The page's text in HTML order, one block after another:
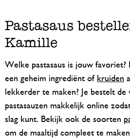
Pastasaus
Kamille
Welke pastasaus is jouw favoriet?
een geheim ingrediënt of kruiden
lekkerder te maken? Je bestelt de
pastasauzen makkelijk online
slag kunt. Bekijk ook de soorten
om de maaltijd compleet te